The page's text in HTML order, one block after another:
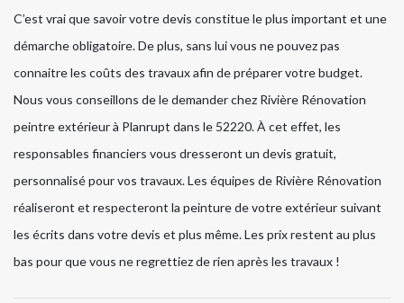
C’est vrai que savoir votre devis constitue le plus important et une
démarche obligatoire. De plus, sans lui vous ne pouvez pas
connaitre les coûts des travaux afin de préparer votre budget.
Nous vous conseillons de le demander chez Rivière Rénovation
peintre extérieur à Planrupt dans le 52220. À cet effet, les
responsables financiers vous dresseront un devis gratuit,
personnalisé pour vos travaux. Les équipes de Rivière Rénovation
réaliseront et respecteront la peinture de votre extérieur suivant
les écrits dans votre devis et plus même. Les prix restent au plus
bas pour que vous ne regrettiez de rien après les travaux !